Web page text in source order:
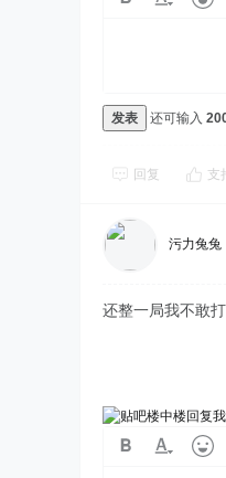
发表 还可输入
回复 支
污力兔兔
还整一局我不敢